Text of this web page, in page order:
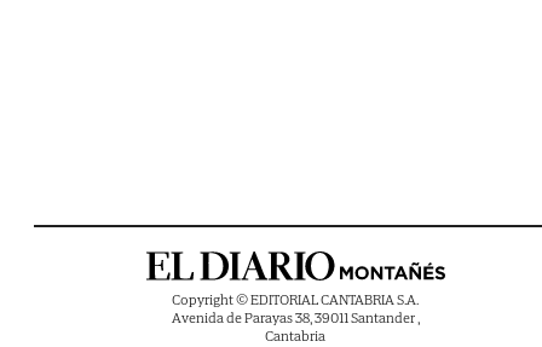
Copyright © EDITORIAL CANTABRIA S.A.
Avenida de Parayas 38, 39011 Santander ,
Cantabria